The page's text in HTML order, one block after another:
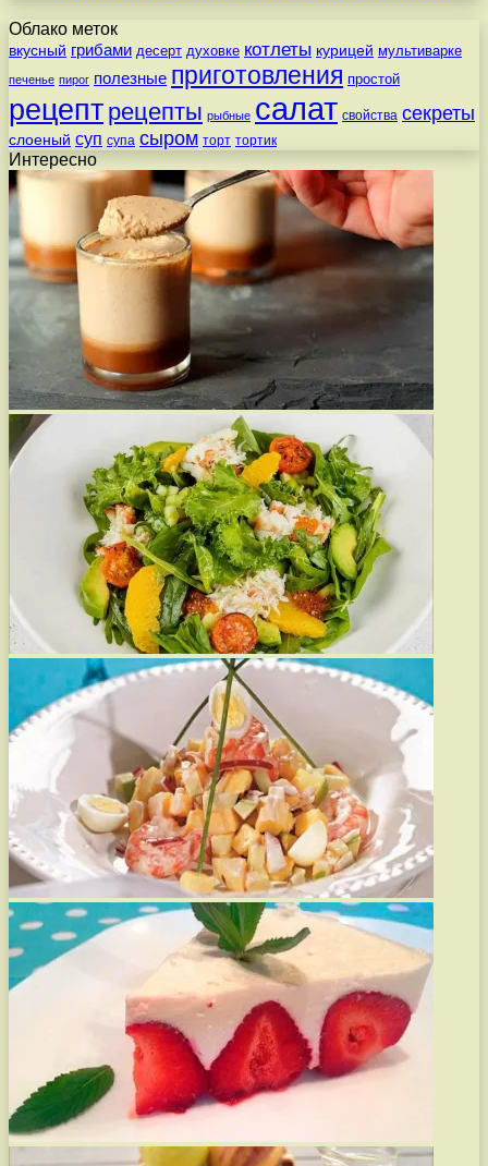
Облако меток
вкусный грибами десерт духовке котлеты курицей мультиварке
печенье пирог полезные приготовления простой
рецепт рецепты рыбные салат свойства секреты
слоеный суп супа сыром торт тортик
Интересно